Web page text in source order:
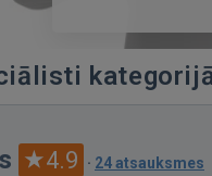
4.9 · 24 atsauksmes